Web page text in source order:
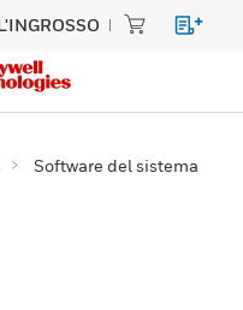
Software del sistema